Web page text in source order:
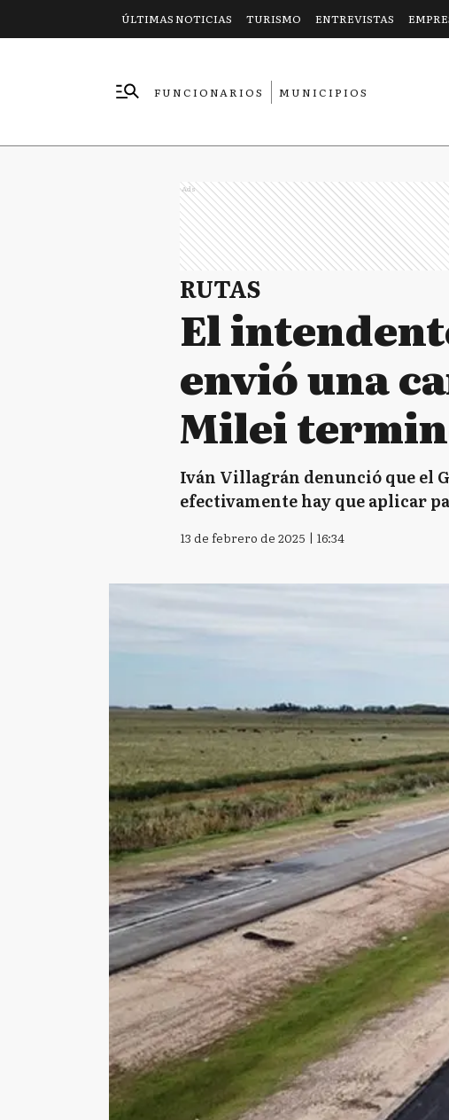
ÚLTIMAS NOTICIAS TURISMO ENTREVISTAS
FUNCIONARIOS
MUNICIPIOS
Ads
RUTAS
El
envió una
Milei
Iván Villagrán denunció que el
efectivamente hay que aplicar
13 de febrero de 2025 | 16:34